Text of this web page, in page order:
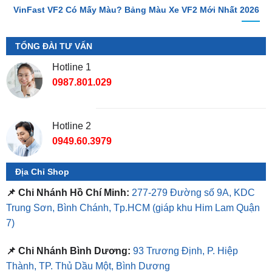
TỔNG ĐÀI TƯ VẤN
Hotline 1
0987.801.029
Địa Chỉ Shop
📌 Chi Nhánh Hồ Chí Minh: 277-279 Đường số 9A, KDC
Trung Sơn, Bình Chánh, Tp.HCM
7)
📌 Chi Nhánh Bình Dương:
⏰ Mở Cửa 08h - 18h